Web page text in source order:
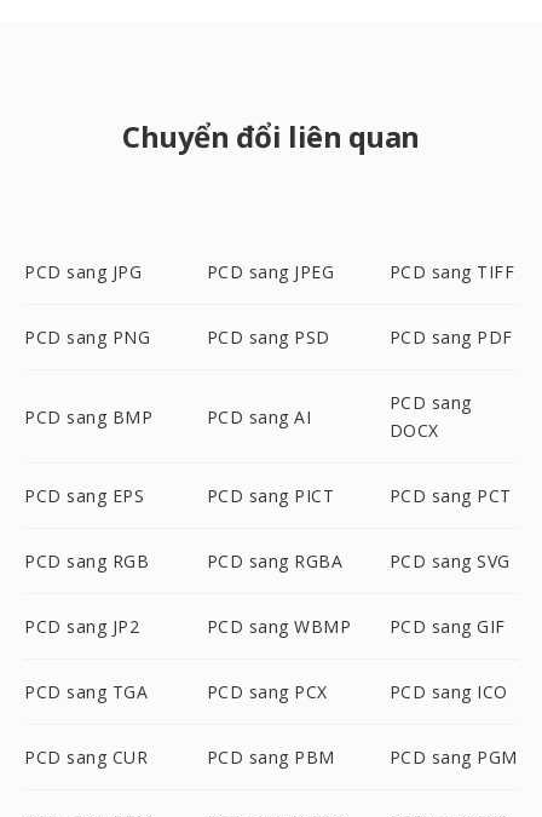
Chuyển đổi liên quan
PCD sang JPG PCD sang JPEG PCD sang TIFF
PCD sang PNG PCD sang PSD PCD sang PDF
PCD sang BMP PCD sang AI
PCD sang
DOCX
PCD sang EPS PCD sang PICT PCD sang PCT
PCD sang RGB PCD sang RGBA PCD sang SVG
PCD sang JP2 PCD sang WBMP PCD sang GIF
PCD sang TGA PCD sang PCX PCD sang ICO
PCD sang CUR PCD sang PBM PCD sang PGM